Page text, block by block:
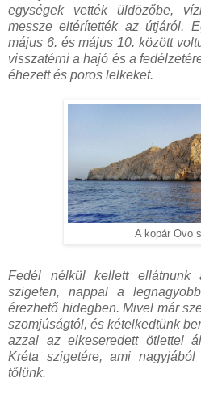
egységek vették üldözőbe,
messze eltérítették az útjáról.
május 6. és május 10. között
visszatérni a hajó és a
éhezett és poros lelkeket.
A kopár Ovo
Fedél nélkül kellett ellátnunk
szigeten, nappal a
érezhető hidegben. Mivel már
szomjúságtól, és kételkedtünk
azzal az elkeseredett ötlettel
Kréta szigetére, ami
tőlünk.